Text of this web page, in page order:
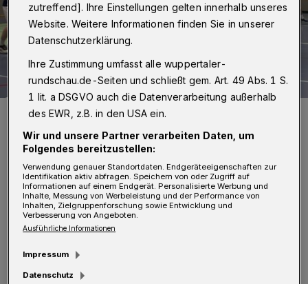
E rstmals nach dem Ende der
Europameisterschaft in Kroatien standen
(Platz sechs) wieder zur Verfügung. Die
Schweden Linus Arnesson und Max Darj (EM-
zutreffend]. Ihre Einstellungen gelten innerhalb unseres
Website. Weitere Informationen finden Sie in unserer
Datenschutzerklärung.
Ihre Zustimmung umfasst alle wuppertaler-
rundschau.de-Seiten und schließt gem. Art. 49 Abs. 1 S.
1 lit. a DSGVO auch die Datenverarbeitung außerhalb
des EWR, z.B. in den USA ein.
Wir und unsere Partner verarbeiten Daten, um
Folgendes bereitzustellen:
Verwendung genauer Standortdaten. Endgeräteeigenschaften zur
Identifikation aktiv abfragen. Speichern von oder Zugriff auf
Informationen auf einem Endgerät. Personalisierte Werbung und
Inhalte, Messung von Werbeleistung und der Performance von
Inhalten, Zielgruppenforschung sowie Entwicklung und
Verbesserung von Angeboten.
Ausführliche Informationen
Impressum
Datenschutz